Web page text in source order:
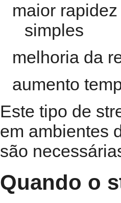
maior
simples
melhoria da
aumento
Este tipo de
em ambientes
são
Quando o